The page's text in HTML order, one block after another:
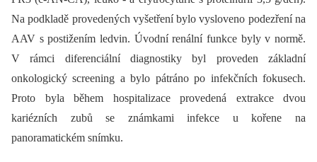
Na podkladě provedených vyšetření bylo vysloveno podezření na
AAV s postižením ledvin. Úvodní renální funkce byly v normě.
V rámci diferenciální diagnostiky byl proveden základní
onkologický screening a bylo pátráno po infekčních fokusech.
Proto byla během hospitalizace provedená extrakce dvou
kariézních zubů se známkami infekce u kořene na
panoramatickém snímku.